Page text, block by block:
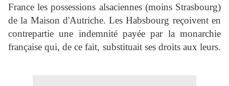
France les possessions alsaciennes (moins Strasbourg)
de la Maison d'Autriche. Les Habsbourg reçoivent en
contrepartie une indemnité payée par la monarchie
française qui, de ce fait, substituait ses droits aux leurs.